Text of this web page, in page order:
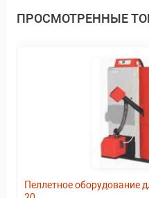
ПРОСМОТРЕННЫЕ
Пеллетное оборудование